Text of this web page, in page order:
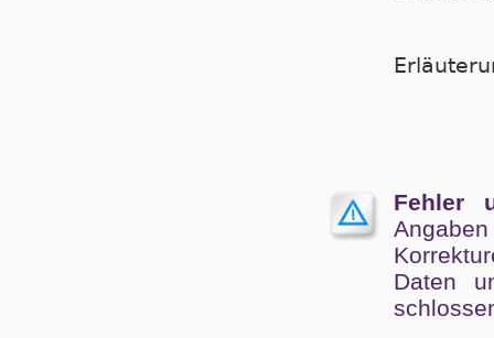
Fehler
Angaben
Da­ten